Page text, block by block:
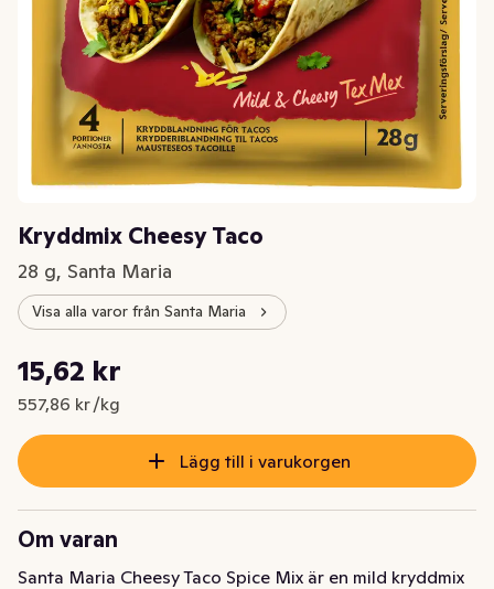
Kryddmix Cheesy Taco
28 g, Santa Maria
Visa alla varor från Santa Maria
Nuvarande pris är: 15,62 kr
15,62 kr
557,86 kr /kg
Styckpris: 557,86 kr /kg
Lägg till i varukorgen
Om varan
Santa Maria Cheesy Taco Spice Mix är en mild kryddmix